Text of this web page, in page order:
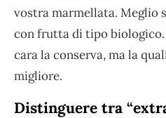
vostra marmellata. Meglio
con frutta di tipo biologico.
cara la conserva, ma la
migliore.
Distinguere tra